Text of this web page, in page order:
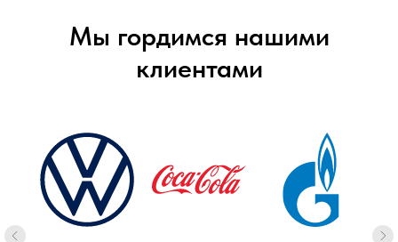
Мы гордимся нашими
клиентами